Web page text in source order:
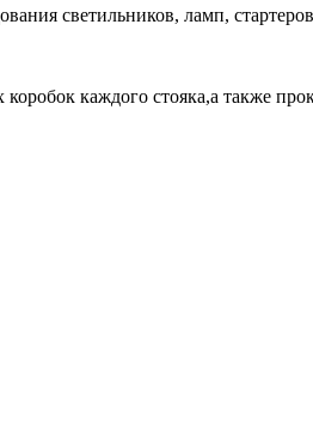
светильников, ламп,
каждого стояка,а также